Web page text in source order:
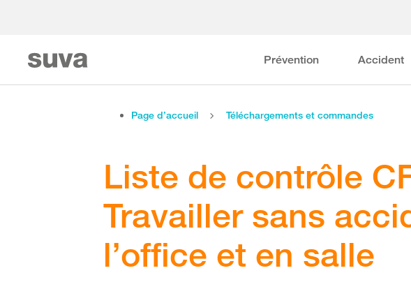
Prévention Accident
Page d’accueil Téléchargements et commandes
Liste de contrôle
Travailler sans
l’office et en salle